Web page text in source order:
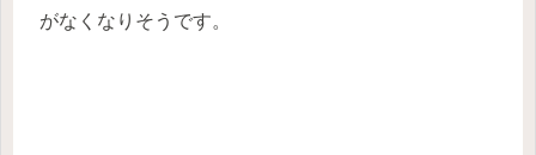
がなくなりそうです。